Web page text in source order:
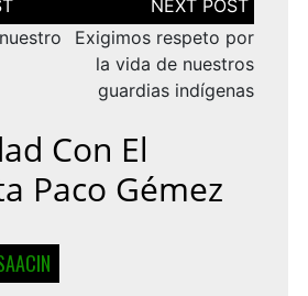
Exigimos respeto por
la vida de nuestros
guardias indígenas
Con El
Paco Gémez